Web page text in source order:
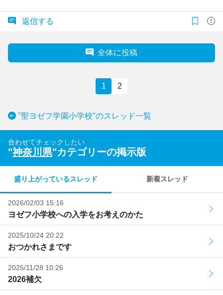
返信する
全体に投稿
1 2
"聖ヨゼフ学園小学校"のスレッド一覧
合わせてチェックしたい
"神奈川県"カテゴリーの掲示版
盛り上がっているスレッド 新着スレッド
2026/02/03 15:16
ヨゼフ小学校への入学をお考えのかた
2025/10/24 20:22
おつかれさまです
2025/11/28 10:26
2026補欠